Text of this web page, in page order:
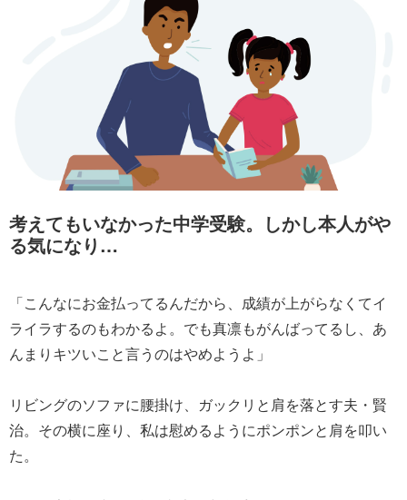
考えてもいなかった中学受験。しかし本人がや
る気になり…
「こんなにお金払ってるんだから、成績が上がらなくてイ
ライラするのもわかるよ。でも真凛もがんばってるし、あ
んまりキツいこと言うのはやめようよ」
リビングのソファに腰掛け、ガックリと肩を落とす夫・賢
治。その横に座り、私は慰めるようにポンポンと肩を叩い
た。